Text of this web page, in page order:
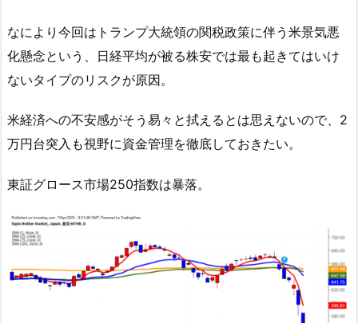
なにより今回はトランプ大統領の関税政策に伴う米景気悪
化懸念という、日経平均が被る株安では最も起きてはいけ
ないタイプのリスクが原因。
米経済への不安感がそう易々と拭えるとは思えないので、2
万円台突入も視野に資金管理を徹底しておきたい。
東証グロース市場250指数は暴落。